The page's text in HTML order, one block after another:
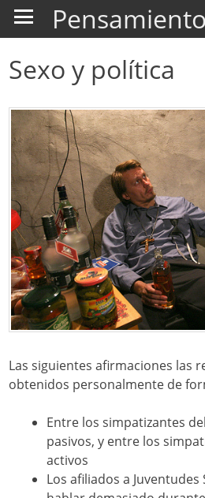
Sexo y política
Las siguientes afirmaciones las
obtenidos personalmente de
Entre los simpatizantes
pasivos, y entre los
activos
Los afiliados a